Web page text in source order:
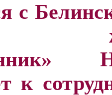
с
к